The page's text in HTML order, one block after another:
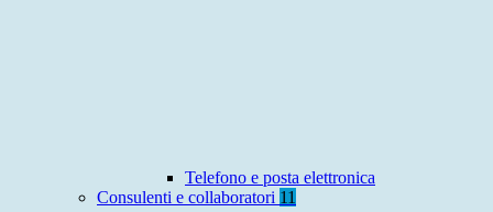
Telefono e posta elettronica
Consulenti e collaboratori 11